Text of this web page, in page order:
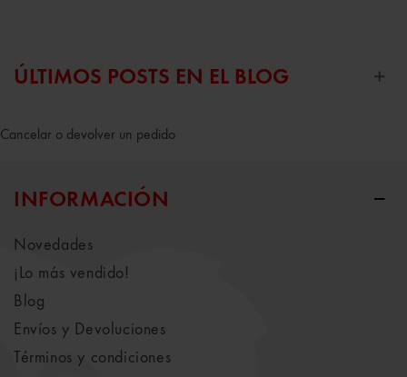
ÚLTIMOS POSTS EN EL BLOG
Cancelar o devolver un pedido
INFORMACIÓN
Novedades
¡Lo más vendido!
Blog
Envíos y Devoluciones
Términos y condiciones